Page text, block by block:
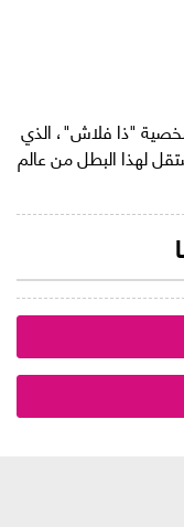
"ذا فلاش"، الذي
لهذا البطل من عالم